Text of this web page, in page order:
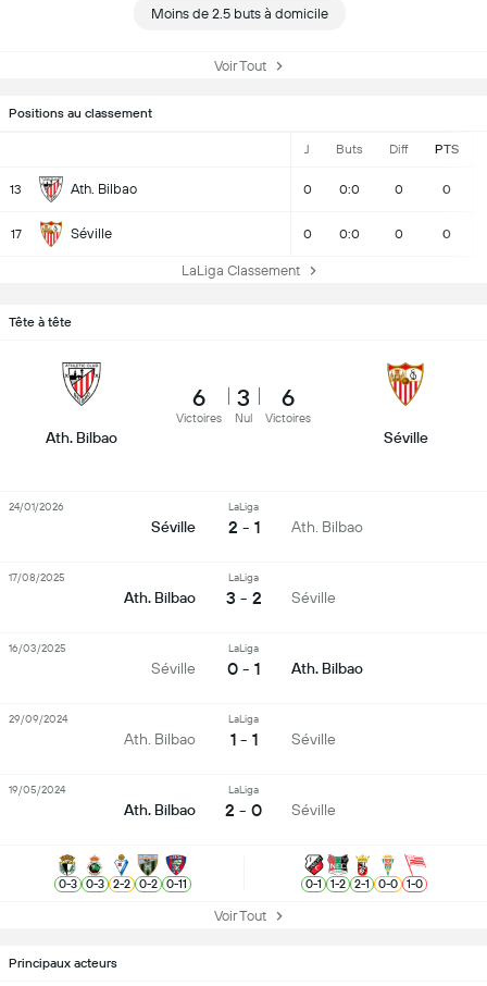
Moins de 2.5 buts à domicile
Voir Tout
Positions au classement
J Buts Diff PTS
13 Ath. Bilbao 0 0:0 0 0
17 Séville 0 0:0 0 0
LaLiga Classement
Principaux acteurs
Tête à tête
Ath. Bilbao
6
Victoires
3
Nul
6
Victoires
Séville
Séville
LaLiga
2 - 1 Ath. Bilbao
24/01/2026
Ath. Bilbao
LaLiga
3 - 2 Séville
17/08/2025
Séville
LaLiga
0 - 1 Ath. Bilbao
16/03/2025
Ath. Bilbao
LaLiga
1 - 1 Séville
29/09/2024
Ath. Bilbao
LaLiga
2 - 0 Séville
19/05/2024
0-3 0-3 2-2 0-2 0-11 0-1 1-2 2-1 0-0 1-0
Voir Tout